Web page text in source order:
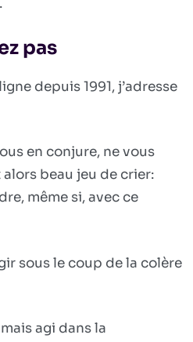
pas
depuis 1991, j’adresse
en conjure, ne vous
beau jeu de crier:
même si, avec ce
sous le coup de la colère
agi dans la